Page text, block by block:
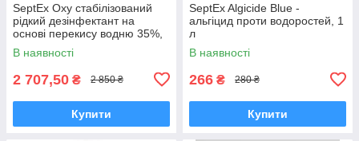
SeptEx Oxy стабілізований
рідкий дезінфектант на
основі перекису водню 35%,
20 л (22 кг)
В наявності
2 707,50 ₴ 2 850 ₴
Купити
SeptEx Algicide Blue -
альгіцид проти водоростей, 1
л
В наявності
266 ₴ 280 ₴
Купити